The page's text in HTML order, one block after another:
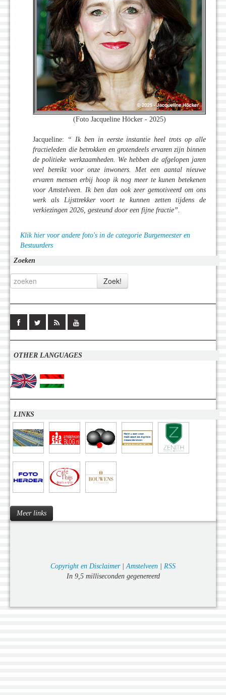
(Foto Jacqueline Höcker - 2025)
Jacqueline:
“ Ik ben in eerste instantie heel trots op alle
fractieleden die betrokken en grotendeels ervaren zijn binnen
de politieke werkzaamheden. We hebben de afgelopen jaren
veel bereikt voor onze inwoners. Met een aantal nieuwe
ervaren mensen erbij hoop ik nog meer te kunen betekenen
voor Amstelveen. Ik ben dan ook zeer gemotiveerd om ons
werk als Lijsttrekker voort te kunnen zetten tijdens de
verkiezingen 2026, gesteund door een fijne fractie”.
Klik hier voor andere foto's in de categorie Burgemeester en
Bestuurders
Zoeken
OTHER LANGUAGES
LINKS
Meer links
Copyright en Disclaimer|Amstelveen
RSS
In 9,5 milliseconden gegenereerd